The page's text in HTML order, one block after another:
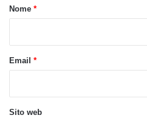
oNome *
Email *
Sito web